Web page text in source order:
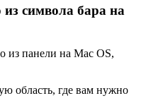
из символа бара на
из панели на Mac OS,
область, где вам нужно